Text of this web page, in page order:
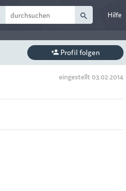
Hilfe
search
person_add Profil folgen
eingestellt 03.02.2014